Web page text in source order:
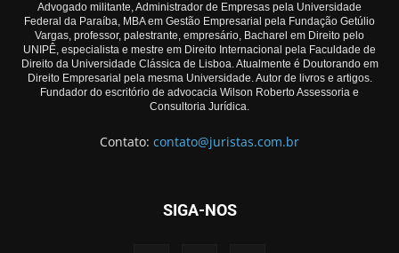
Advogado militante, Administrador de Empresas pela Universidade
Federal da Paraíba, MBA em Gestão Empresarial pela Fundação Getúlio
Vargas, professor, palestrante, empresário, Bacharel em Direito pelo
UNIPÊ, especialista e mestre em Direito Internacional pela Faculdade de
Direito da Universidade Clássica de Lisboa. Atualmente é Doutorando em
Direito Empresarial pela mesma Universidade. Autor de livros e artigos.
Fundador do escritório de advocacia Wilson Roberto Assessoria e
Consultoria Jurídica.
Contato: contato@juristas.com.br
SIGA-NOS